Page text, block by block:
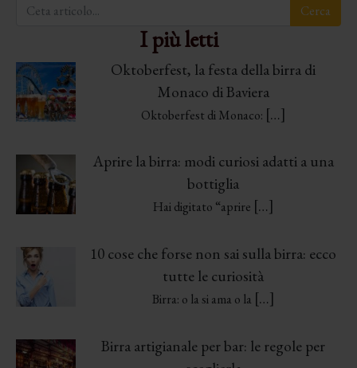
I più letti
Oktoberfest, la festa della birra di
Monaco di Baviera
Oktoberfest di Monaco: […]
Aprire la birra: modi curiosi adatti a una
bottiglia
Hai digitato “aprire […]
10 cose che forse non sai sulla birra: ecco
tutte le curiosità
Birra: o la si ama o la […]
Birra artigianale per bar: le regole per